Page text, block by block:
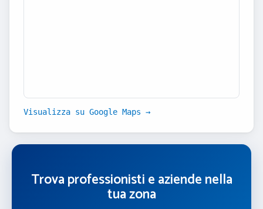
Visualizza su Google Maps →
Trova professionisti e aziende nella
tua zona